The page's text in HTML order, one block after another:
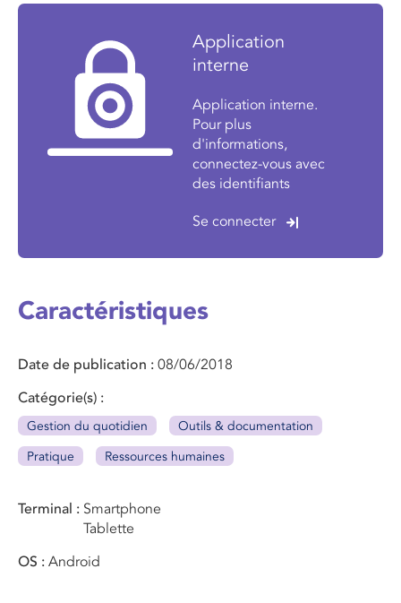
Application
interne
Application interne.
Pour plus
d'informations,
connectez-vous avec
des identifiants
Se connecter
Caractéristiques
Date de publication
08/06/2018
Catégorie(s)
Gestion du quotidien
Outils & documentation
Pratique
Ressources humaines
Terminal
Smartphone
Tablette
OS
Android